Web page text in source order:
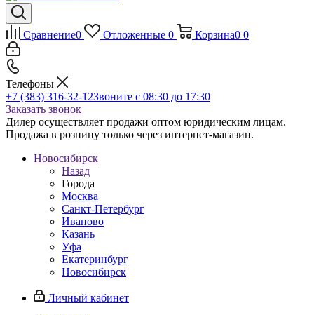
Сравнение0 Отложенные 0 Корзина0 0
Телефоны
+7 (383) 316-32-12Звоните с 08:30 до 17:30
Заказать звонок
Дилер осуществляет продажи оптом юридическим лицам.
Продажа в розницу только через интернет-магазин.
Новосибирск
Назад
Города
Москва
Санкт-Петербург
Иваново
Казань
Уфа
Екатеринбург
Новосибирск
Личный кабинет